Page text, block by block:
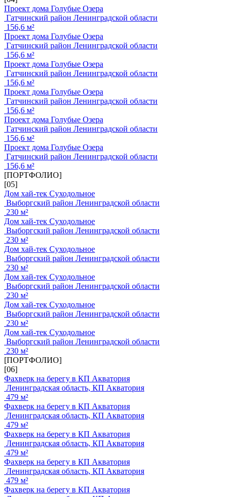
Проект дома Голубые Озера
Гатчинский район Ленинградской области
156,6 м²
Проект дома Голубые Озера
Гатчинский район Ленинградской области
156,6 м²
Проект дома Голубые Озера
Гатчинский район Ленинградской области
156,6 м²
Проект дома Голубые Озера
Гатчинский район Ленинградской области
156,6 м²
Проект дома Голубые Озера
Гатчинский район Ленинградской области
156,6 м²
Проект дома Голубые Озера
Гатчинский район Ленинградской области
156,6 м²
[ПОРТФОЛИО]
[05]
Дом хай-тек Суходольное
Выборгский район Ленинградской области
230 м²
Дом хай-тек Суходольное
Выборгский район Ленинградской области
230 м²
Дом хай-тек Суходольное
Выборгский район Ленинградской области
230 м²
Дом хай-тек Суходольное
Выборгский район Ленинградской области
230 м²
Дом хай-тек Суходольное
Выборгский район Ленинградской области
230 м²
Дом хай-тек Суходольное
Выборгский район Ленинградской области
230 м²
[ПОРТФОЛИО]
[06]
Фахверк на берегу в КП Акватория
Ленинградская область, КП Акватория
479 м²
Фахверк на берегу в КП Акватория
Ленинградская область, КП Акватория
479 м²
Фахверк на берегу в КП Акватория
Ленинградская область, КП Акватория
479 м²
Фахверк на берегу в КП Акватория
Ленинградская область, КП Акватория
479 м²
Фахверк на берегу в КП Акватория